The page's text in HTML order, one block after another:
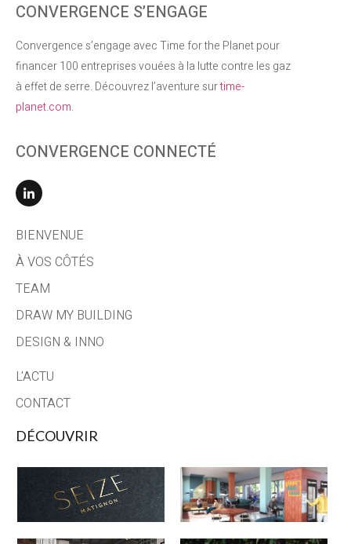
CONVERGENCE S’ENGAGE
Convergence s’engage avec Time for the Planet pour
financer 100 entreprises vouées à la lutte contre les gaz
à effet de serre. Découvrez l’aventure surtime-
planet.com.
CONVERGENCE CONNECTÉ
BIENVENUE
À VOS CÔTÉS
TEAM
DRAW MY BUILDING
DESIGN & INNO
L'ACTU
CONTACT
DÉCOUVRIR